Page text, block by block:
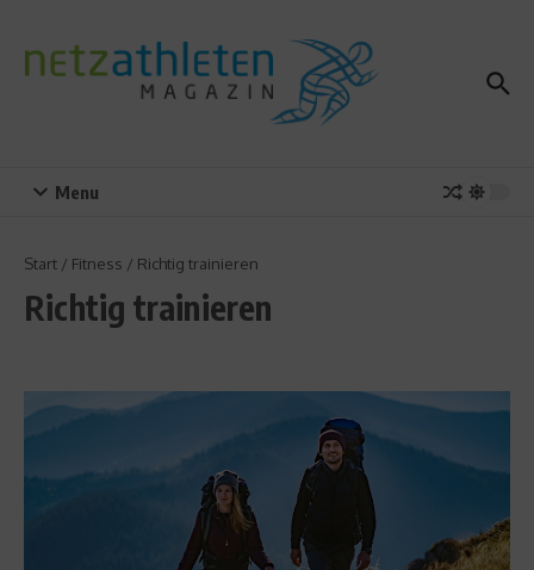
Menu
Start / Fitness / Richtig trainieren
Richtig trainieren